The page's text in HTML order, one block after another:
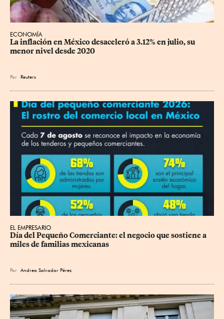
ECONOMÍA
La inflación en México desaceleró a 3.12% en julio, su
menor nivel desde 2020
Por Reuters
EL EMPRESARIO
Día del Pequeño Comerciante: el negocio que sostiene a
miles de familias mexicanas
Por Andrea Salvador Pérez